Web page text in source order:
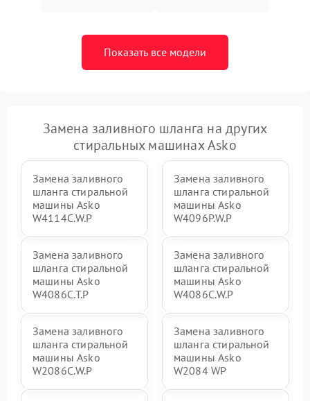
Показать все модели
Замена заливного шланга на других
стиральных машинах Asko
Замена заливного
шланга стиральной
машины Asko
W4114C.W.P
Замена заливного
шланга стиральной
машины Asko
W4096P.W.P
Замена заливного
шланга стиральной
машины Asko
W4086C.T.P
Замена заливного
шланга стиральной
машины Asko
W4086C.W.P
Замена заливного
шланга стиральной
машины Asko
W2086C.W.P
Замена заливного
шланга стиральной
машины Asko
W2084 WP